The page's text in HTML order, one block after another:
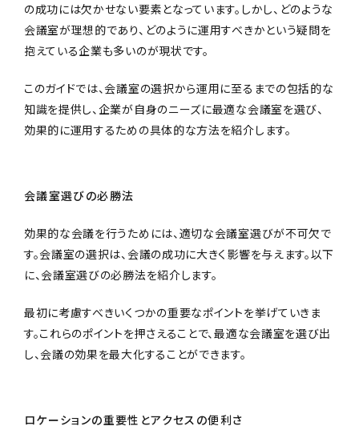
の成功には欠かせない要素となっています。しかし、どのような
会議室が理想的であり、どのように運用すべきかという疑問を
抱えている企業も多いのが現状です。
このガイドでは、会議室の選択から運用に至るまでの包括的な
知識を提供し、企業が自身のニーズに最適な会議室を選び、
効果的に運用するための具体的な方法を紹介します。
会議室選びの必勝法
効果的な会議を行うためには、適切な会議室選びが不可欠で
す。会議室の選択は、会議の成功に大きく影響を与えます。以下
に、会議室選びの必勝法を紹介します。
最初に考慮すべきいくつかの重要なポイントを挙げていきま
す。これらのポイントを押さえることで、最適な会議室を選び出
し、会議の効果を最大化することができます。
ロケーションの重要性とアクセスの便利さ